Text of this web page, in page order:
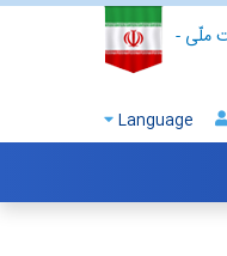
ملّی -
Language